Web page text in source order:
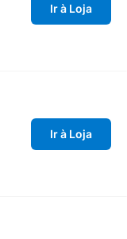
Ir à Loja
Ir à Loja